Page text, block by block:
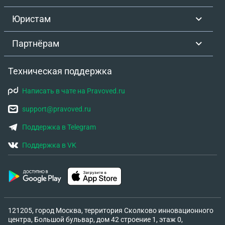
компенсировать средства за авиабилеты, если
сотрудник покупал их за свой счет?
Юристам
Партнёрам
Техническая поддержка
Написать в чате на Pravoved.ru
support@pravoved.ru
Поддержка в Telegram
Поддержка в VK
121205, город Москва, территория Сколково инновационного
центра, Большой бульвар, дом 42 строение 1, этаж 0,